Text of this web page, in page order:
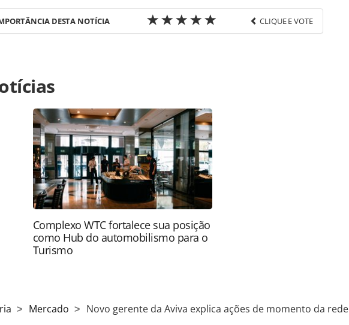
DESTA NOTÍCIA CLIQUE E VOTE
hotelaria/mercado/2020/08/novo-gerente-da-aviva-
momento-da-rede_175668.html ou as ferramentas oferecidas na
conteúdo produzido pela PANROTAS Editora é protegido pela legislação
direito autoral. Não reproduza o conteúdo sem autorização da
(copyright@panrotas.com.br).
Complexo WTC fortalece sua posição
como Hub do automobilismo para o
Turismo
Mercado Novo gerente da Aviva explica ações de momento da rede